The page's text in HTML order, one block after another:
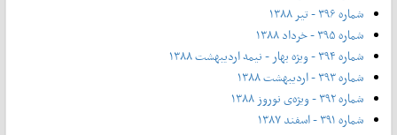
شماره ۳۹۶ - تیر ۱۳۸۸
شماره ۳۹۵ - خرداد ۱۳۸۸
شماره ۳۹۴ - ویژه بهار - نیمه‌ اردیبهشت ۱۳۸۸
شماره ۳۹۳ - اردیبهشت ۱۳۸۸
شماره ۳۹۲ - ویژه‌ی نوروز ۱۳۸۸
شماره ۳۹۱ - اسفند ۱۳۸۷